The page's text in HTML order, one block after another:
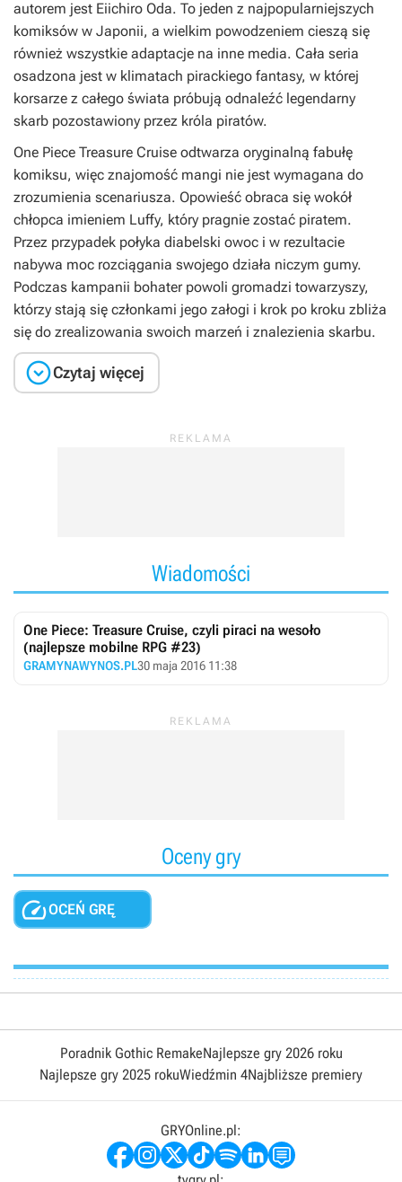
autorem jest Eiichiro Oda. To jeden z najpopularniejszych
komiksów w Japonii, a wielkim powodzeniem cieszą się
również wszystkie adaptacje na inne media. Cała seria
osadzona jest w klimatach pirackiego fantasy, w której
korsarze z całego świata próbują odnaleźć legendarny
skarb pozostawiony przez króla piratów.
One Piece Treasure Cruise odtwarza oryginalną fabułę
komiksu, więc znajomość mangi nie jest wymagana do
zrozumienia scenariusza. Opowieść obraca się wokół
chłopca imieniem Luffy, który pragnie zostać piratem.
Przez przypadek połyka diabelski owoc i w rezultacie
nabywa moc rozciągania swojego działa niczym gumy.
Podczas kampanii bohater powoli gromadzi towarzyszy,
którzy stają się członkami jego załogi i krok po kroku zbliża
się do zrealizowania swoich marzeń i znalezienia skarbu.
Czytaj więcej
Wiadomości
One Piece: Treasure Cruise, czyli piraci na wesoło
(najlepsze mobilne RPG #23)
GRAMYNAWYNOS.PL30 maja 2016 11:38
Oceny gry
OCEŃ GRĘ
Poradnik Gothic RemakeNajlepsze gry 2026 roku
Najlepsze gry 2025 rokuWiedźmin 4Najbliższe premiery
GRYOnline.pl: